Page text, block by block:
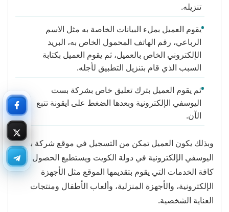
تنزيله.
يقوم العميل بملء البيانات الخاصة به مثل الاسم
الرباعي، رقم الهاتف المحمول الخاص به، البريد
الإلكتروني الخاص بالعميل، ثم يقوم العميل بكتابة
السبب الذي قام بتنزيل التطبيق لأجله.
ثم يقوم العميل بترك تعليق خاص بشركة بست
اليوسفي الإلكترونية وبعدها الضغط على ايقونة تتبع
الآن.
وبذلك يكون العميل تمكن من التسجيل في موقع شركة بست
اليوسفي الإلكترونية في دولة الكويت ويستطيع الحصول على
كافة الخدمات التي يقوم بتقديمها الموقع مثل الأجهزة
الإلكترونية، والأجهزة المنزلية، وألعاب الأطفال ومنتجات
العناية الشخصية.